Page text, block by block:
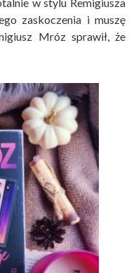
zaskoczenia i muszę
Mróz sprawił, że